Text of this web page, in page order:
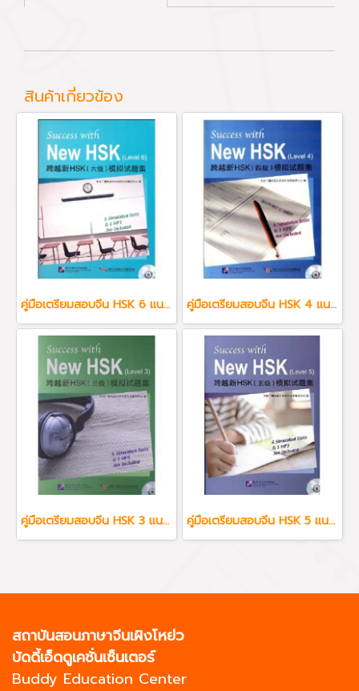
สินค้าเกี่ยวข้อง
คู่มือเตรียมสอบจีน HSK 6 แนวข้อสอบใหม่ล่าสุด + MP3 คู่มือเตรียมสอบจีน HSK 4 แนวข้อสอบใหม่ล่าสุด + MP3
คู่มือเตรียมสอบจีน HSK 3 แนวข้อสอบใหม่ล่าสุด + MP3 คู่มือเตรียมสอบจีน HSK 5 แนวข้อสอบใหม่ล่าสุด + MP3
สถาบันสอนภาษาจีนเผิงโหย่ว
บัดดี้เอ็ดดูเคชั่นเซ็นเตอร์
Buddy Education Center